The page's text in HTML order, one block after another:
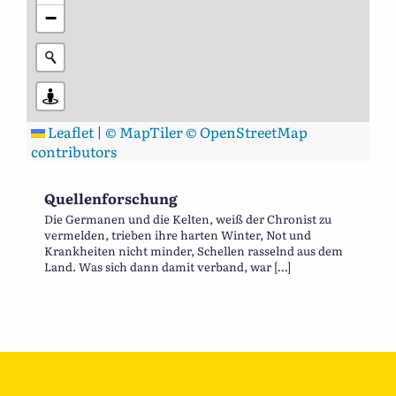
−
Leaflet | © MapTiler© OpenStreetMap
contributors
Quellenforschung
Die Germanen und die Kelten, weiß der Chronist zu
vermelden, trieben ihre harten Winter, Not und
Krankheiten nicht minder, Schellen rasselnd aus dem
Land. Was sich dann damit verband, war […]